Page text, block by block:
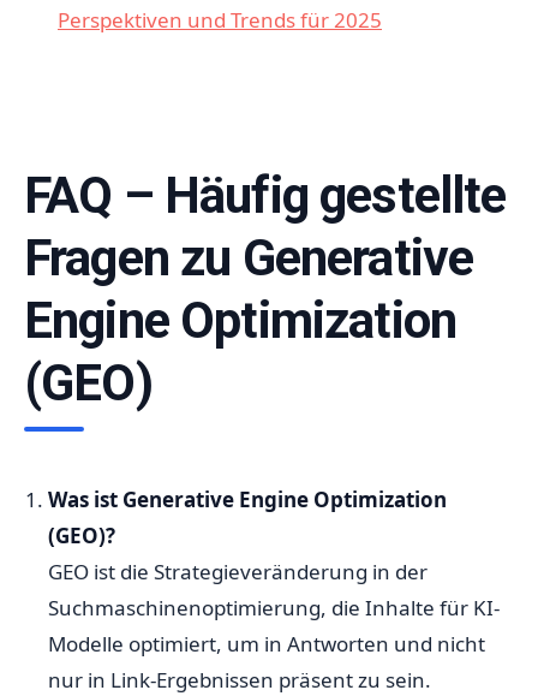
Perspektiven und Trends für 2025
FAQ – Häufig gestellte
Fragen zu Generative
Engine Optimization
(GEO)
Was ist Generative Engine Optimization
(GEO)?
GEO ist die Strategieveränderung in der
Suchmaschinenoptimierung, die Inhalte für KI-
Modelle optimiert, um in Antworten und nicht
nur in Link-Ergebnissen präsent zu sein.